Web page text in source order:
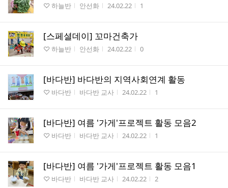
게시판명
♡ 하늘반 작성자
안선화 작성시간
24.02.22 조회수
1
[스페셜데이] 꼬마건축가
게시판명
♡ 하늘반 작성자
안선화 작성시간
24.02.22 조회수
0
[바다반] 바다반의 지역사회연계 활동
게시판명
♡ 바다반 작성자
바다반 교사 작성시간
24.02.22 조회수
1
[바다반] 여름 '가게'프로젝트 활동 모음2
게시판명
♡ 바다반 작성자
바다반 교사 작성시간
24.02.22 조회수
1
[바다반] 여름 '가게'프로젝트 활동 모음1
게시판명
♡ 바다반 작성자
바다반 교사 작성시간
24.02.22 조회수
2